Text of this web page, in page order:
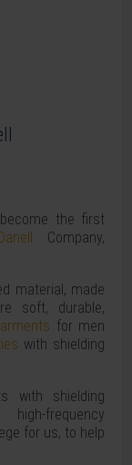
the first
Company,
material, made
soft, durable,
for men
with shielding
with shielding
frequency
for us, to help